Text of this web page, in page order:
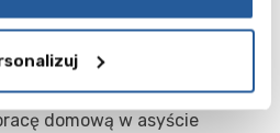
kampusu szkoły. Do ich
specjalne sale do nauki,
domową w asyście